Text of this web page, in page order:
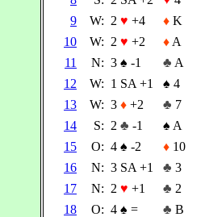
9
W: 2 ♥ +4 ♦ K
10
W: 2 ♥ +2 ♦ A
11
N: 3 ♠ -1 ♣ A
12
W: 1 SA +1 ♠ 4
13
W: 3 ♦ +2 ♣ 7
14
S: 2 ♣ -1 ♠ A
15
O: 4 ♠ -2 ♦ 10
16
N: 3 SA +1 ♣ 3
17
N: 2 ♥ +1 ♣ 2
18
O: 4 ♠ = ♣ B